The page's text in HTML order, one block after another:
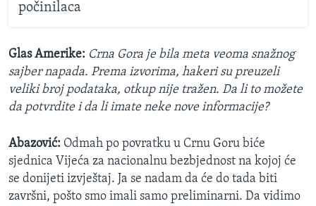
počinilaca
Glas Amerike: Crna Gora je bila meta veoma snažnog
sajber napada. Prema izvorima, hakeri su preuzeli
veliki broj podataka, otkup nije tražen. Da li to možete
da potvrdite i da li imate neke nove informacije?
Abazović: Odmah po povratku u Crnu Goru biće
sjednica Vijeća za nacionalnu bezbjednost na kojoj će
se donijeti izvještaj. Ja se nadam da će do tada biti
završni, pošto smo imali samo preliminarni. Da vidimo